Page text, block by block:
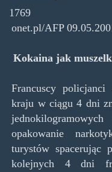
1769
onet.pl/AFP
Kokaina jak
Francuscy policjanci
kraju w ciągu 4 dni
opakowanie
turystów spacerując
kolejnych 4 dni